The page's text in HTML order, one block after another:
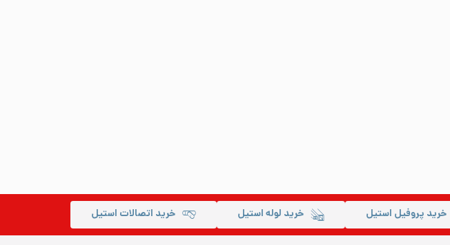
خرید پروفیل استیل خرید لوله استیل خرید اتصالات استیل